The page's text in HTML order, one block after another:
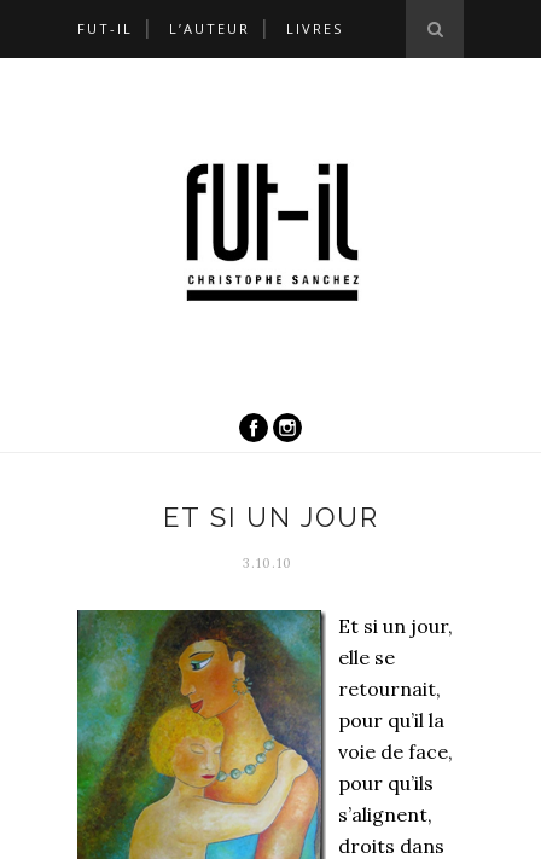
FUT-IL L’AUTEUR LIVRES
ET SI UN JOUR
3.10.10
Et si un jour,
elle se
retournait,
pour qu’il la
voie de face,
pour qu’ils
s’alignent,
droits dans